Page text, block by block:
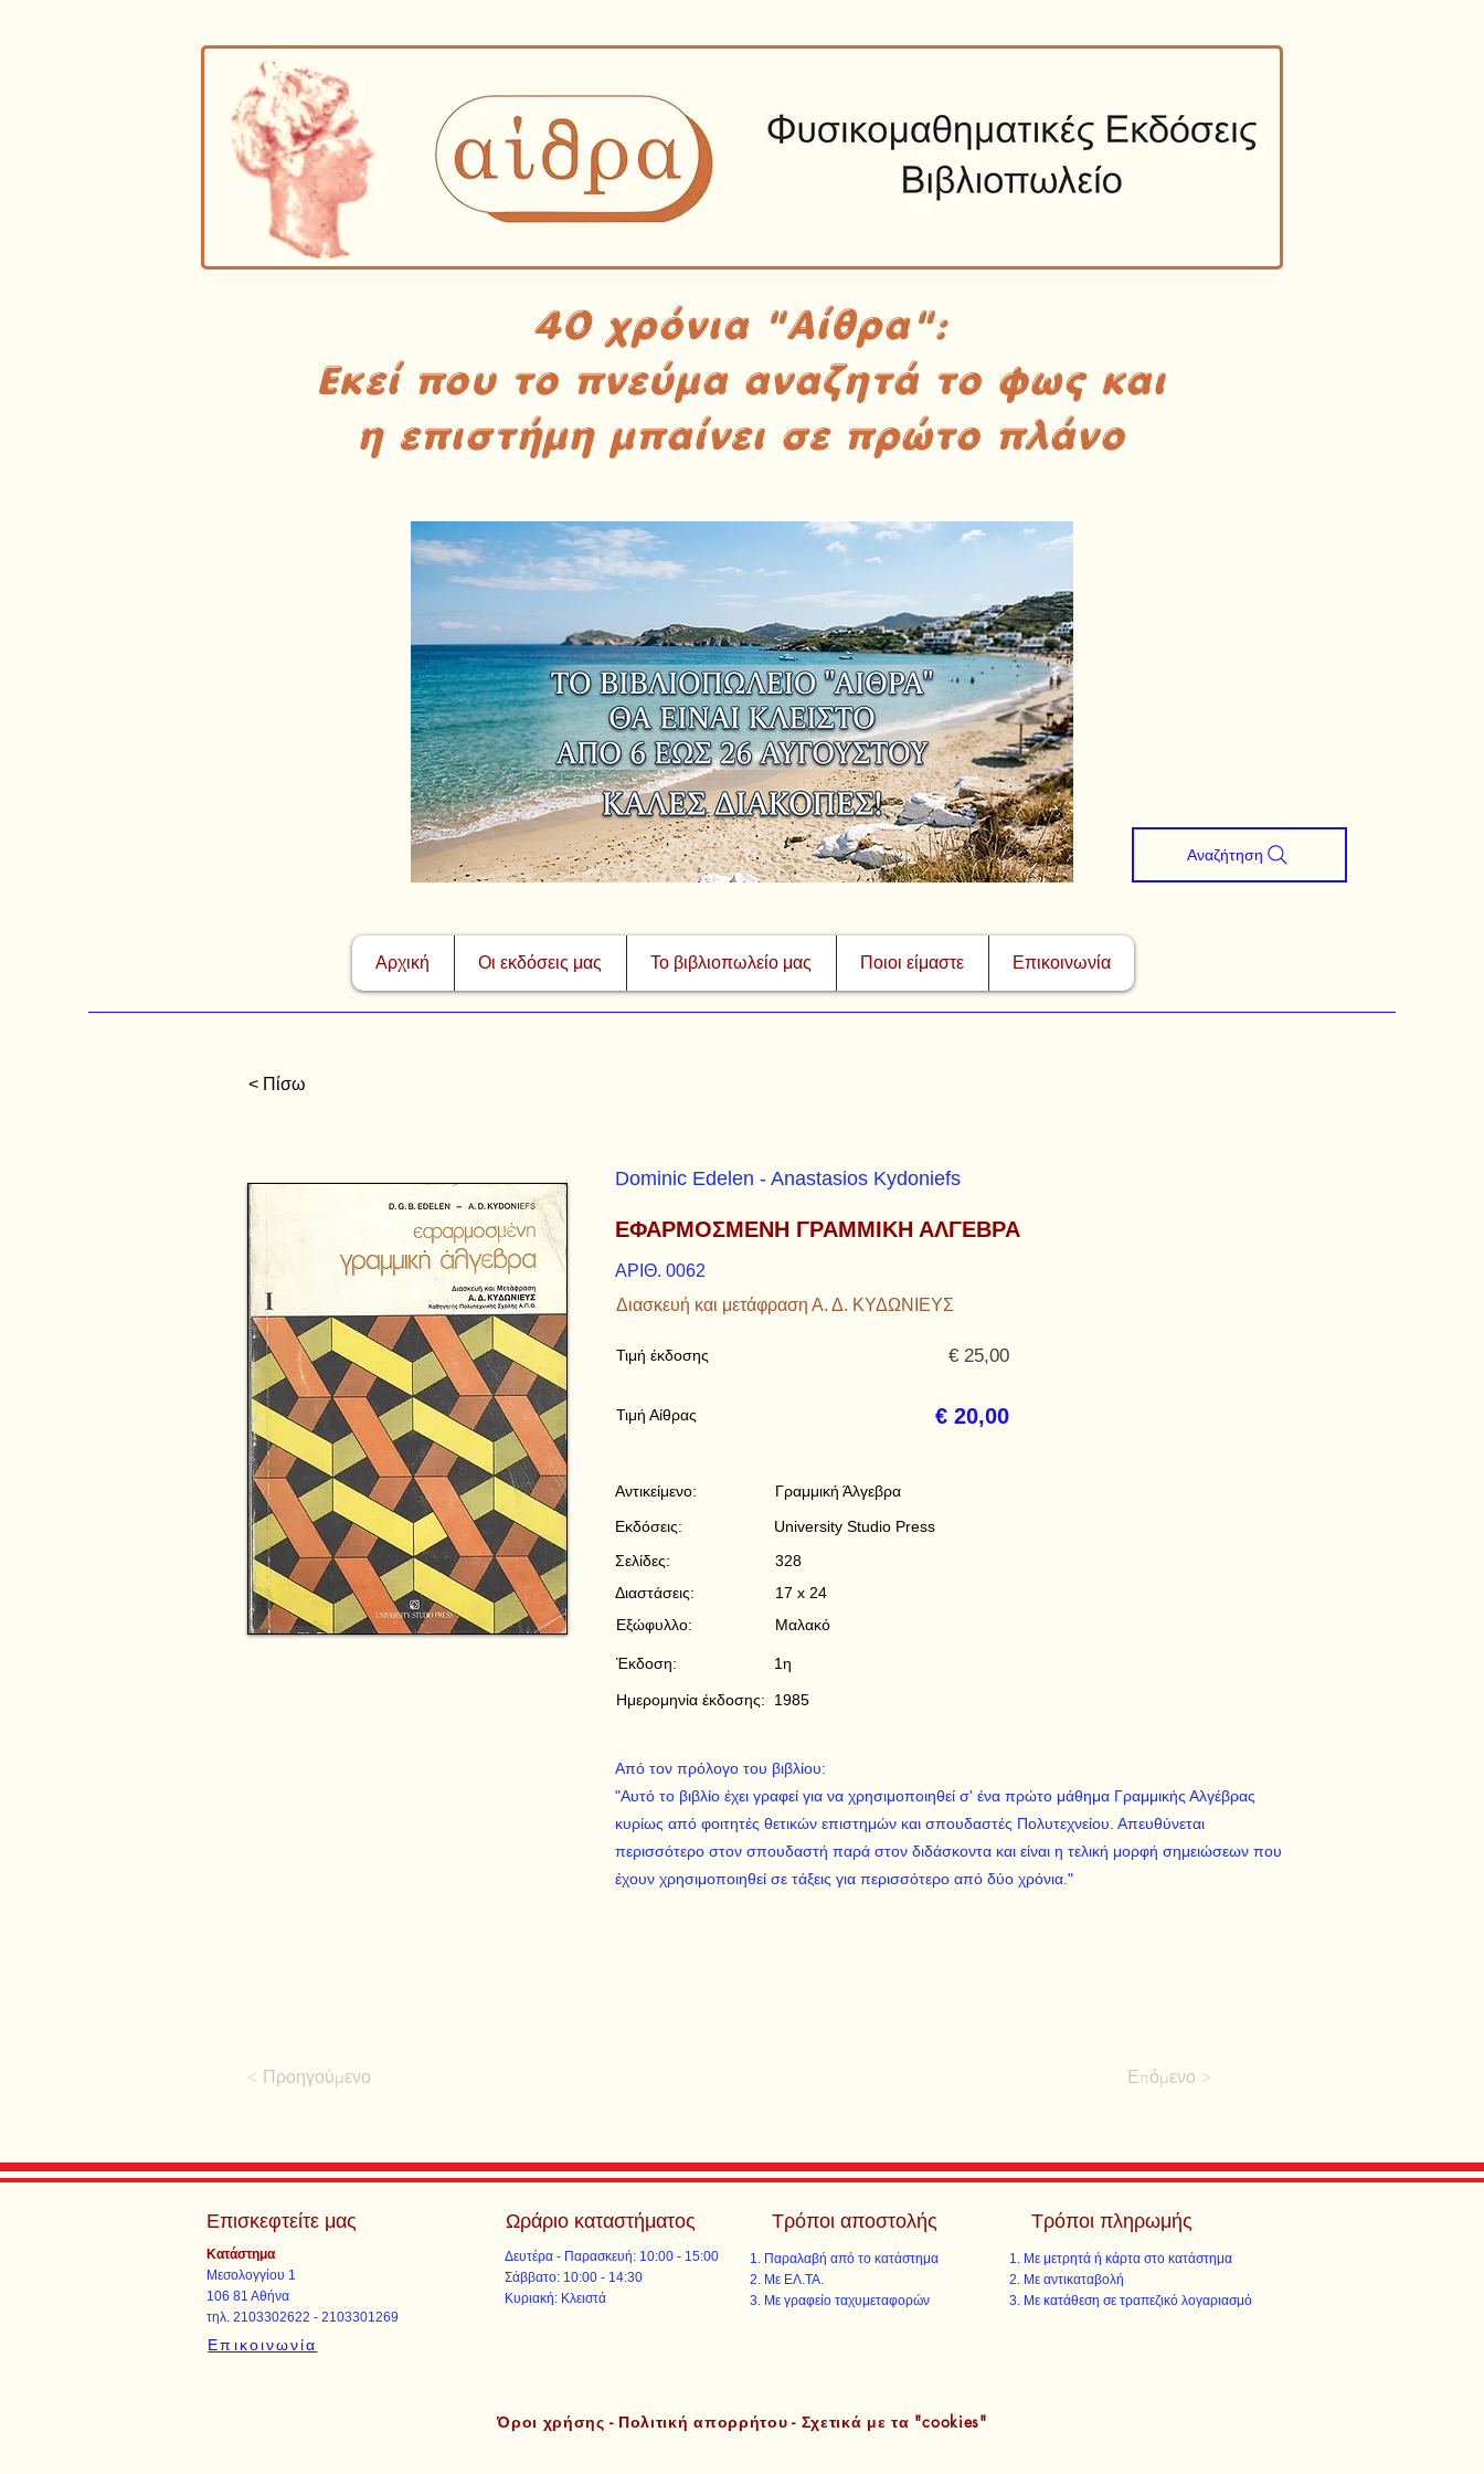
40 χρόνια "Αίθρα":
Εκεί που το πνεύμα αναζητά το φως και
η επιστήμη μπαίνει σε πρώτο πλάνο
Αρχική Οι εκδόσεις μας Το βιβλιοπωλείο μας Ποιοι είμαστε Επικοινωνία
Αναζήτηση
< Πίσω
Dominic Edelen - Anastasios Kydoniefs
ΕΦΑΡΜΟΣΜΕΝΗ ΓΡΑΜΜΙΚΗ ΑΛΓΕΒΡΑ
ΑΡΙΘ. 0062
Διασκευή και μετάφραση Α. Δ. ΚΥΔΩΝΙΕΥΣ
Τιμή έκδοσης
Τιμή Αίθρας
€ 25,00
€ 20,00
Γραμμική Άλγεβρα
University Studio Press
328
17 x 24
Μαλακό
1η
1985
Αντικείμενο:
Εκδόσεις:
Σελίδες:
Διαστάσεις:
Εξώφυλλο:
Έκδοση:
Ημερομηνία έκδοσης:
Από τον πρόλογο του βιβλίου:
"Αυτό το βιβλίο έχει γραφεί για να χρησιμοποιηθεί σ' ένα πρώτο μάθημα Γραμμικής Αλγέβρας
κυρίως από φοιτητές θετικών επιστημών και σπουδαστές Πολυτεχνείου. Απευθύνεται
περισσότερο στον σπουδαστή παρά στον διδάσκοντα και είναι η τελική μορφή σημειώσεων που
έχουν χρησιμοποιηθεί σε τάξεις για περισσότερο από δύο χρόνια."
< Προηγούμενο Επόμενο >
Επισκεφτείτε μας
Κατάστημα
Μεσολογγίου 1
106 81 Αθήνα
τηλ. 2103302622 - 2103301269
Επικοινωνία
Ωράριο καταστήματος
Δευτέρα - Παρασκευή: 10:00 - 15:00
​​Σάββατο: 10:00 - 14:30
​Κυριακή: Κλειστά
Τρόποι αποστολής
Παραλαβή από το κατάστημα
Με ΕΛ.ΤΑ.​​
Με γραφείο ταχυμεταφορών​
Τρόποι πληρωμής
Με μετρητά ή κάρτα στο κατάστημα
Με αντικαταβολή
Με κατάθεση σε τραπεζικό λογαριασμό
Όροι χρήσης - Πολιτική απορρήτου - Σχετικά με τα "cookies"